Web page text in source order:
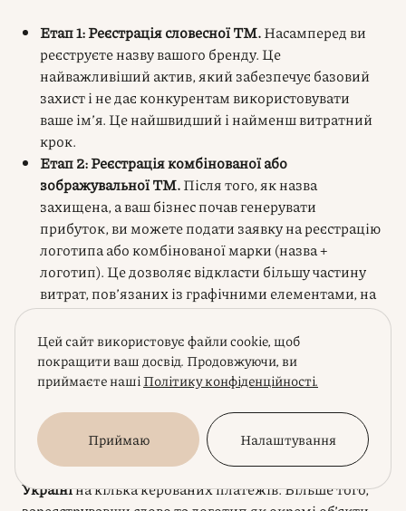
Етап 1: Реєстрація словесної ТМ.Насамперед ви
реєструєте назву вашого бренду. Це
найважливіший актив, який забезпечує базовий
захист і не дає конкурентам використовувати
ваше ім’я. Це найшвидший і найменш витратний
крок.
Етап 2: Реєстрація комбінованої або
зображувальної ТМ.Після того, як назва
захищена, а ваш бізнес почав генерувати
прибуток, ви можете подати заявку на реєстрацію
логотипа або комбінованої марки (назва +
логотип). Це дозволяє відкласти більшу частину
витрат, пов’язаних із графічними елементами, на
пізніший термін.
Такий підхід є фінансово вигідним для стартапів з
обмеженим бюджетом або для брендів, чия
розробки. Замість того, щоб одразу інвестувати
значну суму в повну реєстрацію, ви можете
розподілити загальнувартість реєстрації бренду в
Україніна кілька керованих платежів. Більше того,
Цей сайт використовує файли cookie, щоб
покращити ваш досвід. Продовжуючи, ви
приймаєте нашіПолітику конфіденційності.
Приймаю Налаштування